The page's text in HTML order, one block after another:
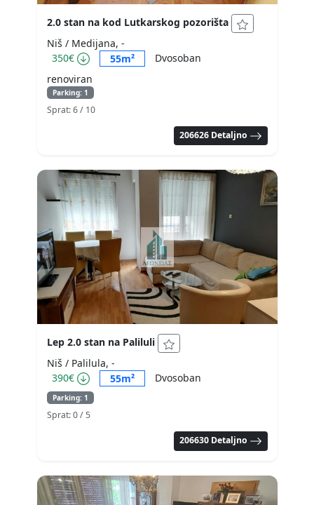
2.0 stan na kod Lutkarskog pozorišta
Niš / Medijana, -
350€
55m²
Dvosoban
renoviran
Parking: 1
Sprat: 6 / 10
206626 Detaljno
Lep 2.0 stan na Paliluli
Niš / Palilula, -
390€
55m² Dvosoban
Parking: 1
Sprat: 0 / 5
206630 Detaljno